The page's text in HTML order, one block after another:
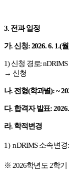
3. 전과 일정
가.신청:2026. 6. 1.(월
1)신청 경로: nDRIMS
→ 신청
나. 전형(학과별): ~
다. 합격자 발표:
라. 학적변경
1) nDRIMS소속변경
※ 2026학년도 2학기